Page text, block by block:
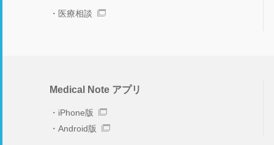
医療相談
Medical Note アプリ
iPhone版
Android版